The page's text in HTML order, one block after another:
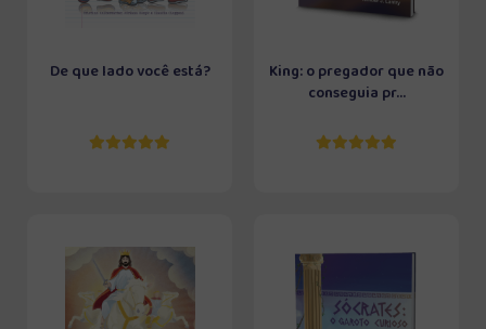
De que lado você está?
King: o pregador que não
conseguia pr...